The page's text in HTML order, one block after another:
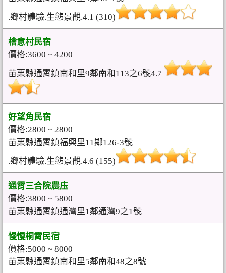
.鄉村體驗.生態景觀.4.1 (310)
檜意村民宿
價格:3600 ~ 4200
苗栗縣通霄鎮南和里9鄰南和113之6號4.7
好望角民宿
價格:2800 ~ 2800
苗栗縣通霄鎮福興里11鄰126-3號
.鄉村體驗.生態景觀.4.6 (155)
通霄三合院農庒
價格:3800 ~ 5800
苗栗縣通霄鎮通灣里1鄰通灣9之1號
慢慢桐霄民宿
價格:5000 ~ 8000
苗栗縣通霄鎮南和里5鄰南和48之8號